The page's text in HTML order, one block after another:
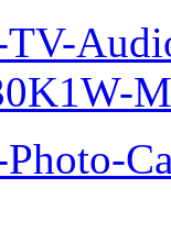
TV-
Photo-